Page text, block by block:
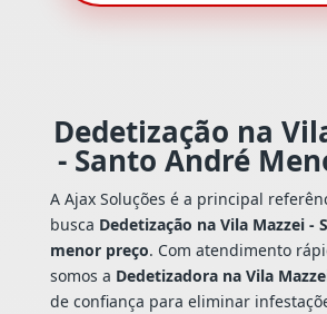
Dedetização na
- Santo André
A Ajax Soluções é a principal
busca Dedetização na Vila Mazzei -
menor preço. Com atendimento
somos a Dedetizadora na Vila
de confiança para eliminar